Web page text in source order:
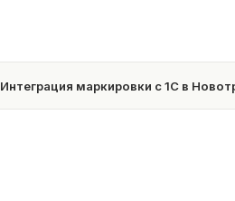
Интеграция маркировки с 1С в